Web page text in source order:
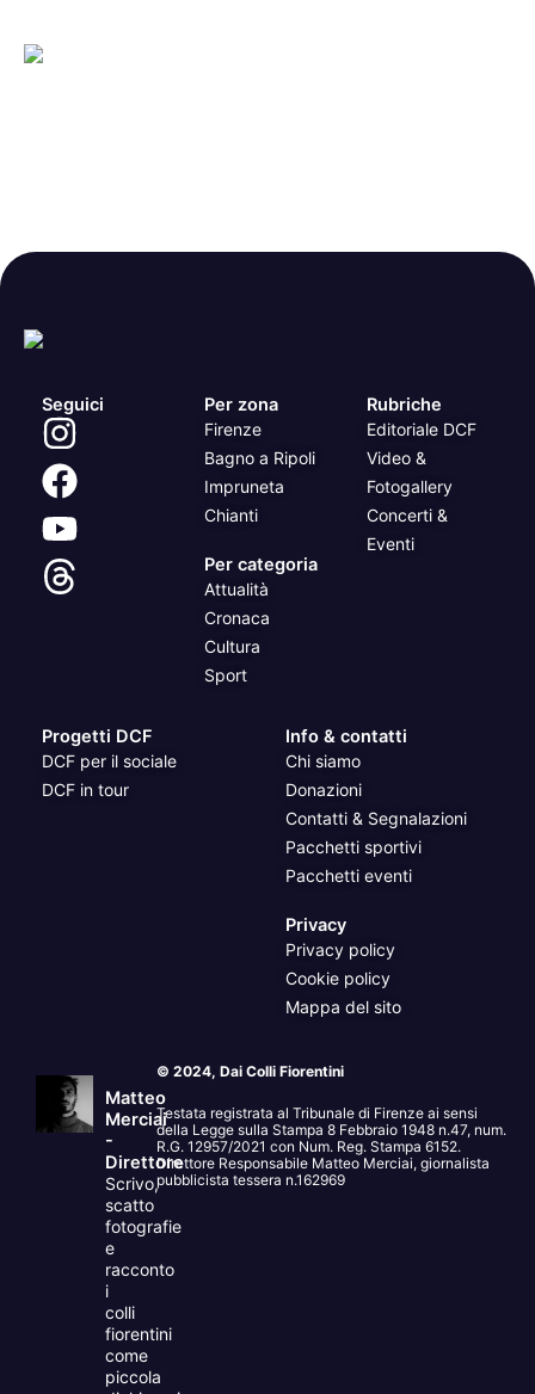
Seguici Per zona
Firenze
Bagno a Ripoli
Impruneta
Chianti
Per categoria
Attualità
Cronaca
Cultura
Sport
Rubriche
Editoriale DCF
Video &
Fotogallery
Concerti &
Eventi
Progetti DCF
DCF per il sociale
DCF in tour
Info & contatti
Chi siamo
Donazioni
Contatti & Segnalazioni
Pacchetti sportivi
Pacchetti eventi
Privacy
Privacy policy
Cookie policy
Mappa del sito
Matteo
Merciai
-
Direttore
Scrivo,
scatto
fotografie
e
racconto
i
colli
fiorentini
come
piccola
© 2024, Dai Colli Fiorentini
Testata registrata al Tribunale di Firenze ai sensi
della Legge sulla Stampa 8 Febbraio 1948 n.47, num.
R.G. 12957/2021 con Num. Reg. Stampa 6152.
Direttore Responsabile Matteo Merciai, giornalista
pubblicista tessera n.162969